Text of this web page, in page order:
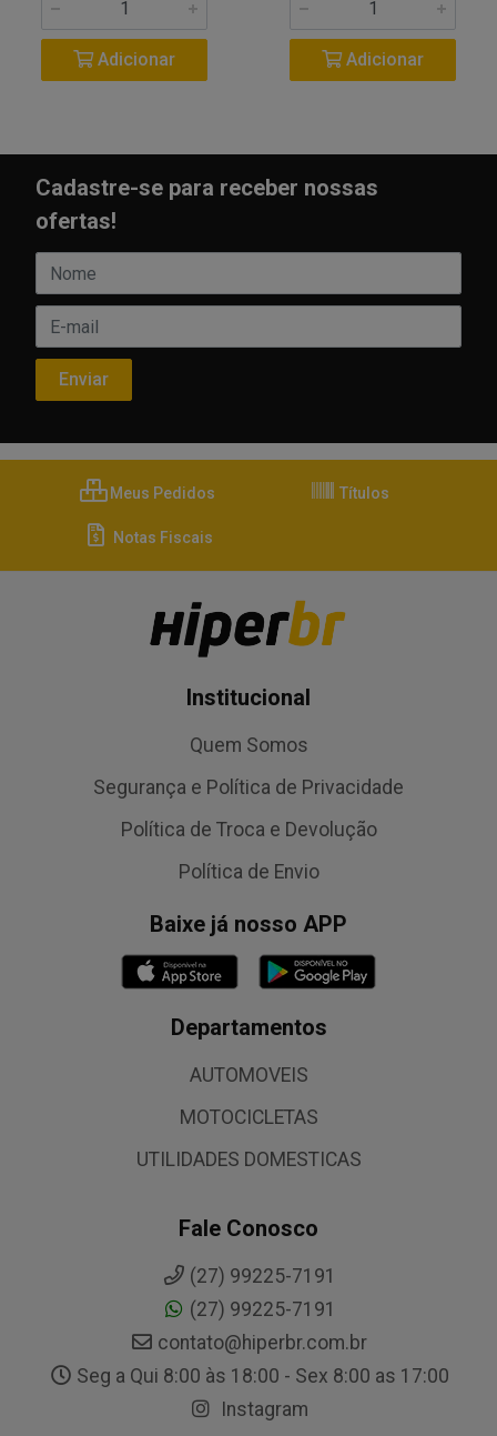
Adicionar Adicionar
Cadastre-se para receber nossas
ofertas!
Meus Pedidos Títulos
Notas Fiscais
Institucional
Quem Somos
Segurança e Política de Privacidade
Política de Troca e Devolução
Política de Envio
Baixe já nosso APP
Departamentos
AUTOMOVEIS
MOTOCICLETAS
UTILIDADES DOMESTICAS
Fale Conosco
(27) 99225-7191
(27) 99225-7191
contato@hiperbr.com.br
Seg a Qui 8:00 às 18:00 - Sex 8:00 as 17:00
Instagram